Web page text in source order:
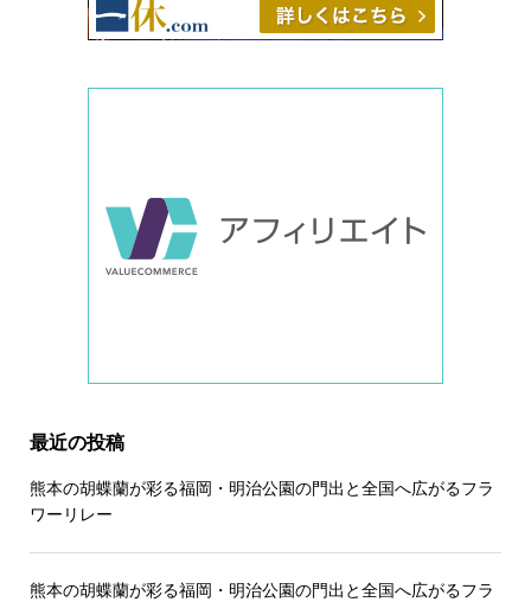
最近の投稿
熊本の胡蝶蘭が彩る福岡・明治公園の門出と全国へ広がるフラ
ワーリレー
熊本の胡蝶蘭が彩る福岡・明治公園の門出と全国へ広がるフラ